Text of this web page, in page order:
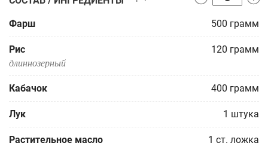
Фарш 500 грамм
Рис 120 грамм
длиннозерный
Кабачок 400 грамм
Лук 1 штука
Растительное масло 1 ст. ложка